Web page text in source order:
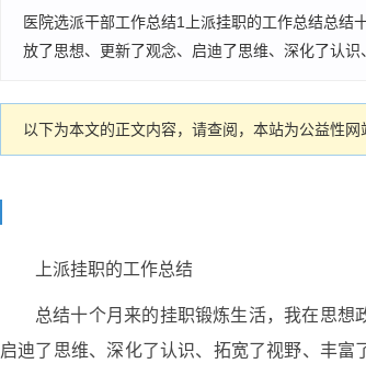
医院选派干部工作总结1上派挂职的工作总结总结
放了思想、更新了观念、启迪了思维、深化了认
以下为本文的正文内容，请查阅，本站为公益性网
上派挂职的工作总结
总结十个月来的挂职锻炼生活，我在思想
启迪了思维、深化了认识、拓宽了视野、丰